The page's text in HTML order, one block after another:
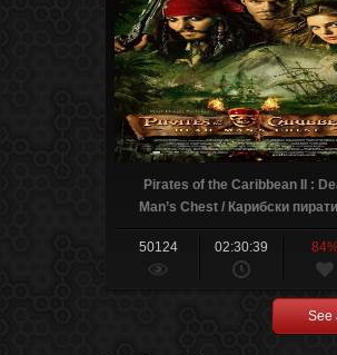
Pirates of the Caribbean II :
Man’s Chest / Карибски
Сандъка на мъртвеца
50124
02:30:39
See